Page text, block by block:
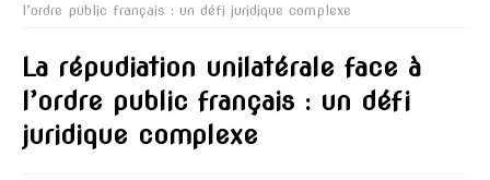
l’ordre public français : un défi juridique complexe
La répudiation unilatérale face à
l’ordre public français : un défi
juridique complexe